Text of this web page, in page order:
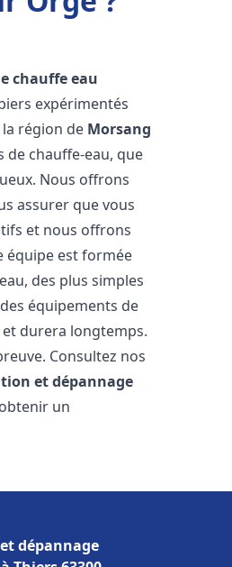
chauffe eau
expérimentés
région de Morsang
chauffe-eau, que
Nous offrons
assurer que vous
et nous offrons
équipe est formée
des plus simples
équipements de
durera longtemps.
Consultez nos
et dépannage
un
dépannage